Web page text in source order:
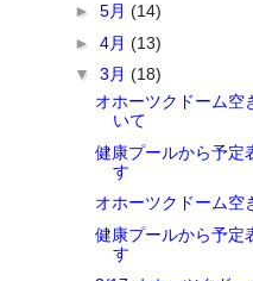
►5月(14)
►4月(13)
▼3月(18)
オホーツクドーム空
いて
健康プールから予定
す
オホーツクドーム空
健康プールから予定
す